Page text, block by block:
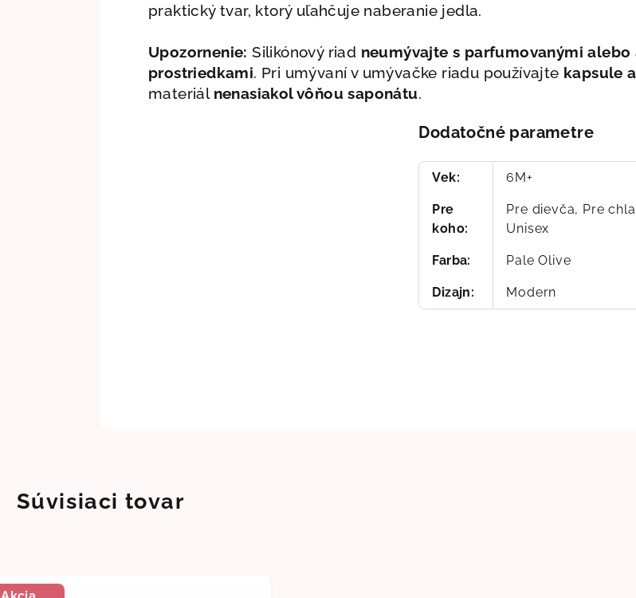
praktický tvar, ktorý uľahčuje naberanie jedla.
Upozornenie: Silikónový riad neumývajte s parfumovanými
prostriedkami. Pri umývaní v umývačke riadu používajte kapsule
materiál nenasiakol vôňou saponátu.
Dodatočné parametre
Vek: 6M+
Pre
koho:
Pre dievča, Pre
Unisex
Farba: Pale Olive
Dizajn: Modern
Súvisiaci tovar